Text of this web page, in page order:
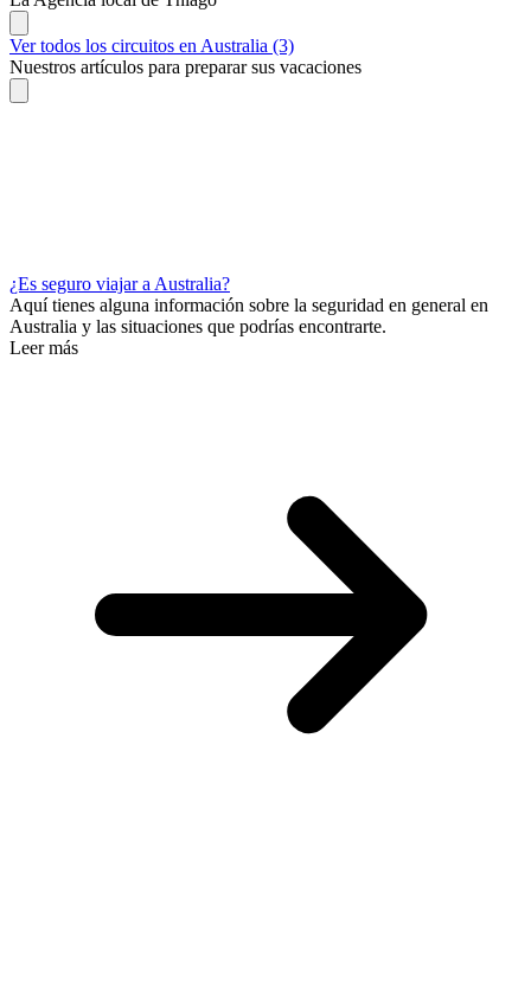
Ver todos los circuitos en Australia (3)
Nuestros artículos para preparar sus vacaciones
¿Es seguro viajar a Australia?
Aquí tienes alguna información sobre la seguridad en general en
Australia y las situaciones que podrías encontrarte.
Leer más